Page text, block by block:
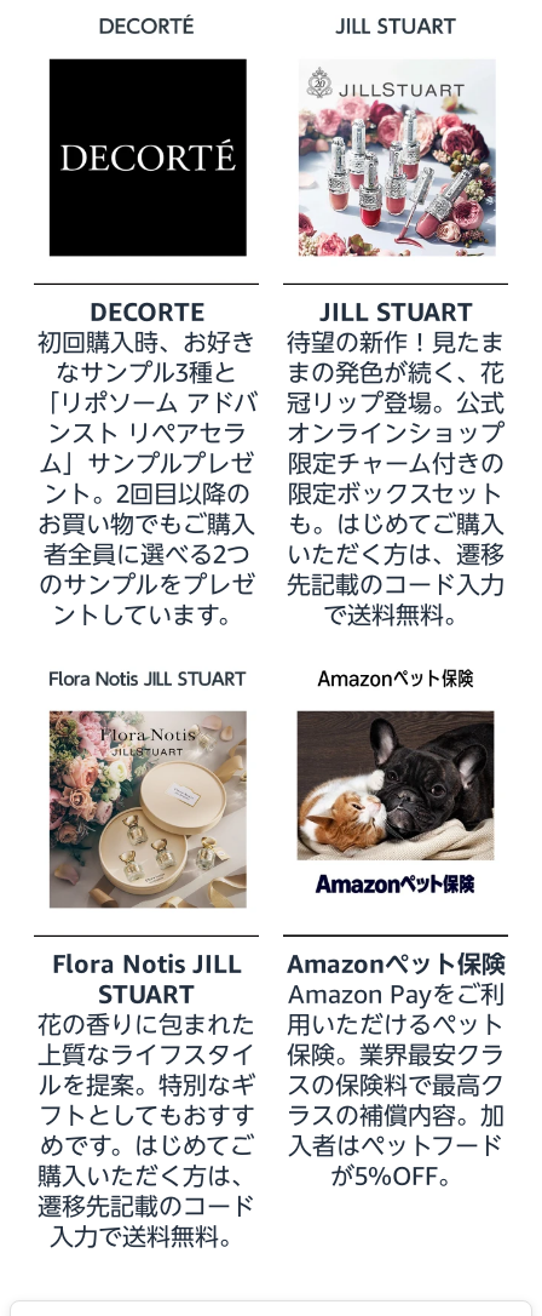
DECORTE
初回購入時、お好き
なサンプル3種と
「リポソーム アドバ
ンスト リペアセラ
ム」サンプルプレゼ
ント。2回目以降の
お買い物でもご購入
者全員に選べる2つ
のサンプルをプレゼ
ントしています。
JILL STUART
待望の新作！見たま
まの発色が続く、花
冠リップ登場。公式
オンラインショップ
限定チャーム付きの
限定ボックスセット
も。はじめてご購入
いただく方は、遷移
先記載のコード入力
で送料無料。
Flora Notis JILL
STUART
花の香りに包まれた
上質なライフスタイ
ルを提案。特別なギ
フトとしてもおすす
めです。はじめてご
購入いただく方は、
遷移先記載のコード
入力で送料無料。
Amazonペット保険
Amazon Payをご利
用いただけるペット
保険。業界最安クラ
スの保険料で最高ク
ラスの補償内容。加
入者はペットフード
が5%OFF。